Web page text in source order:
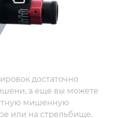
достаточно
а еще вы можете
мишенную
или на стрельбище.